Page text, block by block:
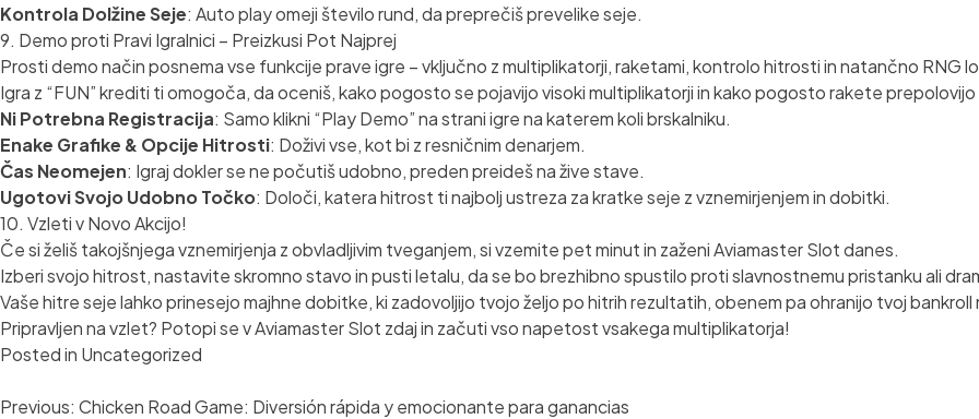
Kontrola Dolžine Seje: Auto play omeji število rund, da preprečiš prevelike seje.
9. Demo proti Pravi Igralnici – Preizkusi Pot Najprej
Prosti demo način posnema vse funkcije prave igre – vključno z multiplikatorji, raketami, kontrolo hitrosti in natančno RNG
Igra z “FUN” krediti ti omogoča, da oceniš, kako pogosto se pojavijo visoki multiplikatorji in kako pogosto rakete
Ni Potrebna Registracija: Samo klikni “Play Demo” na strani igre na katerem koli brskalniku.
Enake Grafike & Opcije Hitrosti: Doživi vse, kot bi z resničnim denarjem.
Čas Neomejen: Igraj dokler se ne počutiš udobno, preden preideš na žive stave.
Ugotovi Svojo Udobno Točko: Določi, katera hitrost ti najbolj ustreza za kratke seje z vznemirjenjem in dobitki.
10. Vzleti v Novo Akcijo!
Če si želiš takojšnjega vznemirjenja z obvladljivim tveganjem, si vzemite pet minut in zaženi Aviamaster Slot danes.
Izberi svojo hitrost, nastavite skromno stavo in pusti letalu, da se bo brezhibno spustilo proti slavnostnemu pristanku ali
Vaše hitre seje lahko prinesejo majhne dobitke, ki zadovoljijo tvojo željo po hitrih rezultatih, obenem pa ohranijo tvoj
Pripravljen na vzlet? Potopi se v Aviamaster Slot zdaj in začuti vso napetost vsakega multiplikatorja!
Posted in Uncategorized
Post
Previous: Chicken Road Game: Diversión rápida y emocionante para ganancias